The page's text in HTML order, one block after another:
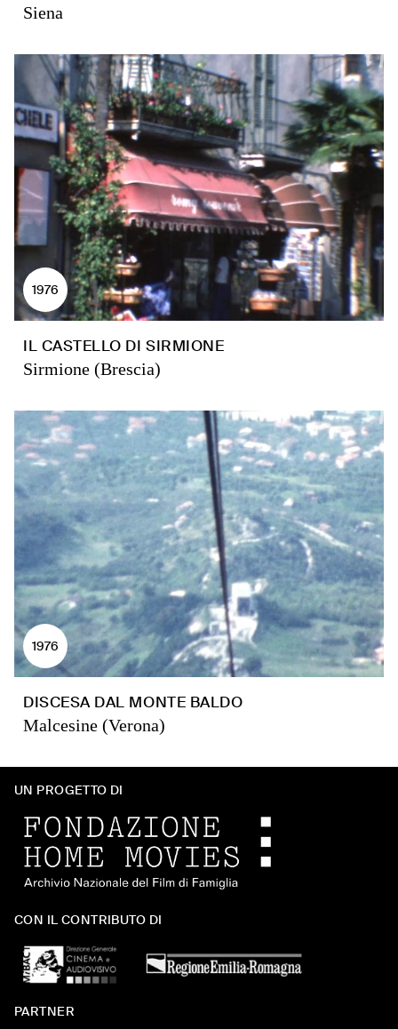
Siena
1976
IL CASTELLO DI SIRMIONE
Sirmione (Brescia)
1976
DISCESA DAL MONTE BALDO
Malcesine (Verona)
UN PROGETTO DI
CON IL CONTRIBUTO DI
PARTNER